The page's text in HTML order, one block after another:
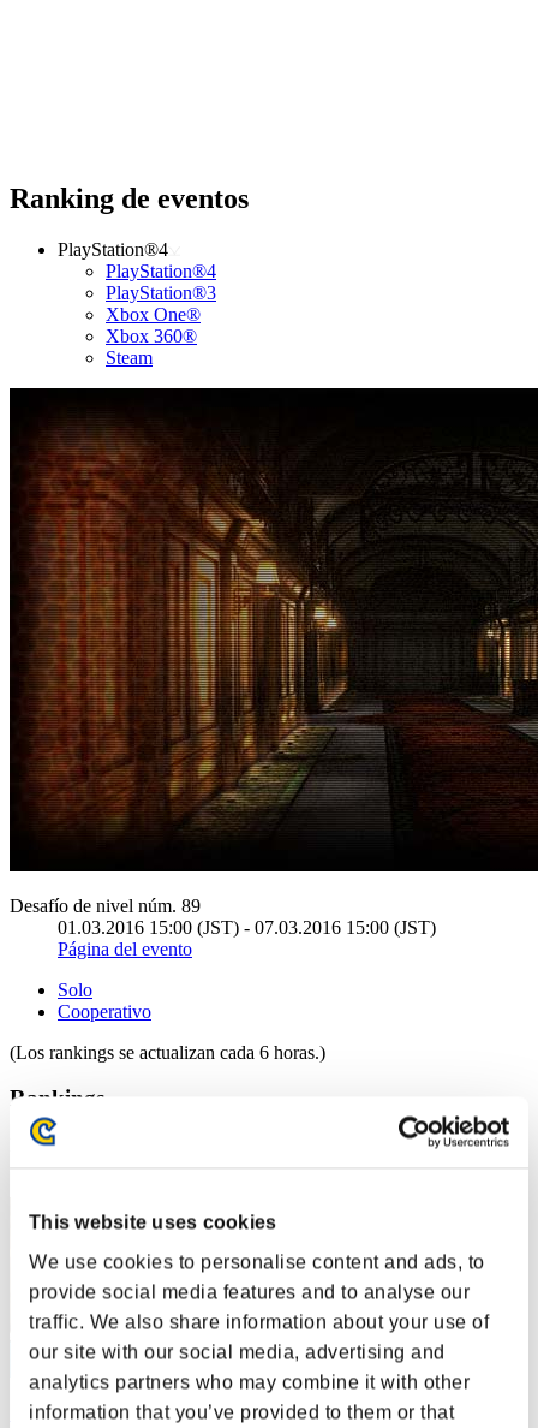
This website uses cookies
We use cookies to personalise content and ads, to
provide social media features and to analyse our
traffic. We also share information about your use of
our site with our social media, advertising and
analytics partners who may combine it with other
information that you’ve provided to them or that
Ranking de eventos
PlayStation®4
PlayStation®4
PlayStation®3
Xbox One®
Xbox 360®
Steam
Desafío de nivel núm. 89
01.03.2016 15:00 (JST) - 07.03.2016 15:00 (JST)
Página del evento
Solo
Cooperativo
(Los rankings se actualizan cada 6 horas.)
Rankings
Posición
1
けけ